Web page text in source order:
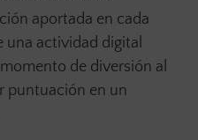
aportada en cada
una actividad digital
de diversión al
puntuación en un